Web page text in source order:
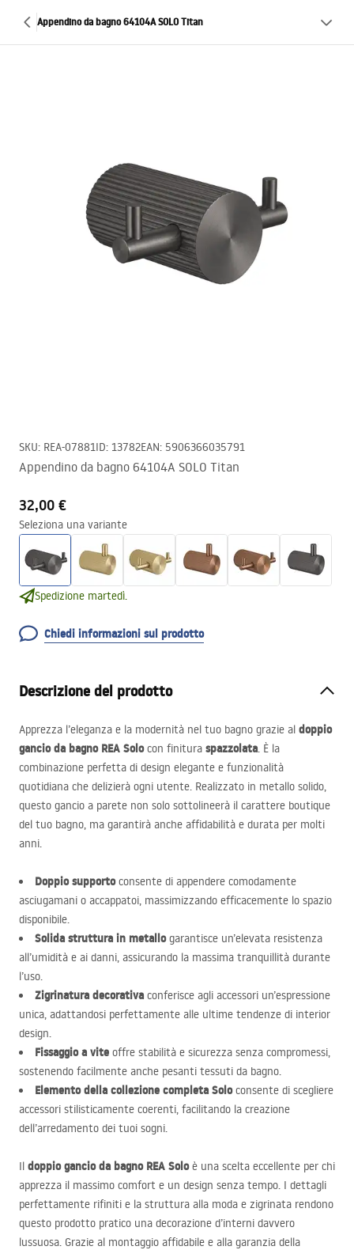
Appendino da bagno 64104A SOLO Titan
SKU: REA-07881ID: 13782EAN: 5906366035791
Appendino da bagno 64104A SOLO Titan
32,00 €
Seleziona una variante
Spedizione martedì.
Chiedi informazioni sul prodotto
Descrizione del prodotto
Apprezza l’eleganza e la modernità nel tuo bagno grazie al doppio
gancio da bagno REA Solocon finitura spazzolata. È la
combinazione perfetta di design elegante e funzionalità
quotidiana che delizierà ogni utente. Realizzato in metallo solido,
questo gancio a parete non solo sottolineerà il carattere boutique
del tuo bagno, ma garantirà anche affidabilità e durata per molti
anni.
Doppio supportoconsente di appendere comodamente
asciugamani o accappatoi, massimizzando efficacemente lo spazio
disponibile.
Solida struttura in metallogarantisce un’elevata resistenza
all’umidità e ai danni, assicurando la massima tranquillità durante
l’uso.
Zigrinatura decorativa conferisce agli accessori un’espressione
unica, adattandosi perfettamente alle ultime tendenze di interior
design.
Fissaggio a vite offre stabilità e sicurezza senza compromessi,
sostenendo facilmente anche pesanti tessuti da bagno.
Elemento della collezione completa Soloconsente di scegliere
accessori stilisticamente coerenti, facilitando la creazione
dell’arredamento dei tuoi sogni.
Il doppio gancio da bagno REA Soloè una scelta eccellente per chi
apprezza il massimo comfort e un design senza tempo. I dettagli
perfettamente rifiniti e la struttura alla moda e zigrinata rendono
questo prodotto pratico una decorazione d’interni davvero
lussuosa. Grazie al montaggio affidabile e alla garanzia della